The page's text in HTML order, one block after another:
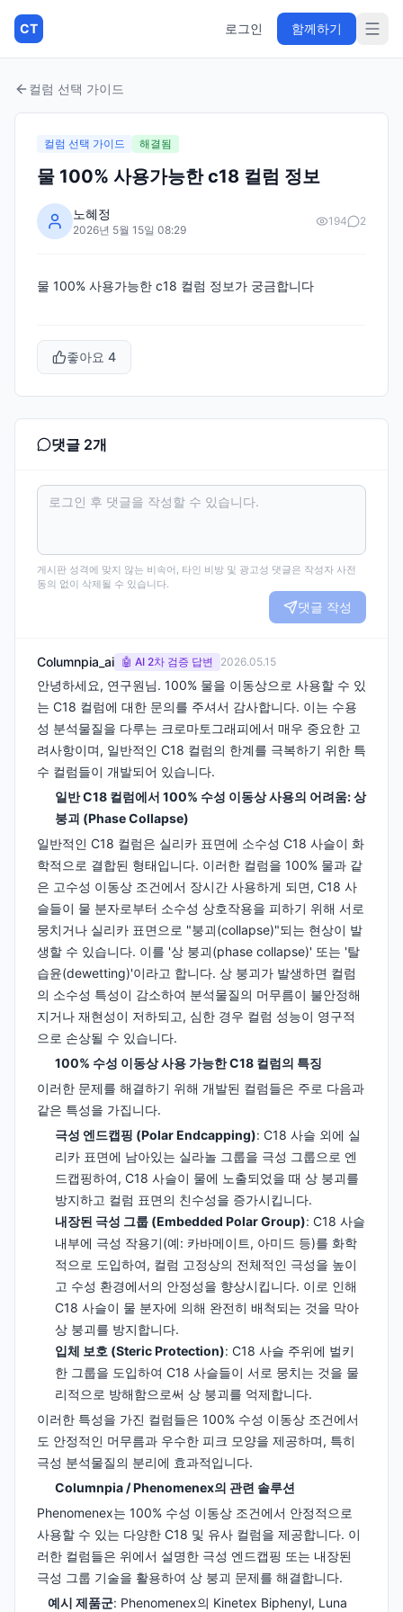
CT 로그인 함께하기
컬럼 선택 가이드
컬럼 선택 가이드 해결됨
물 100% 사용가능한 c18 컬럼 정보
노혜정
2026년 5월 15일 08:29
194 2
물 100% 사용가능한 c18 컬럼 정보가 궁금합니다
좋아요 4
댓글 2개
게시판 성격에 맞지 않는 비속어, 타인 비방 및 광고성 댓글은 작성자 사전
동의 없이 삭제될 수 있습니다.
댓글 작성
Columnpia_ai 🤖 AI 2차 검증 답변 2026.05.15
안녕하세요, 연구원님. 100% 물을 이동상으로 사용할 수 있
는 C18 컬럼에 대한 문의를 주셔서 감사합니다. 이는 수용
성 분석물질을 다루는 크로마토그래피에서 매우 중요한 고
려사항이며, 일반적인 C18 컬럼의 한계를 극복하기 위한 특
수 컬럼들이 개발되어 있습니다.
일반 C18 컬럼에서 100% 수성 이동상 사용의 어려움: 상
붕괴 (Phase Collapse)
일반적인 C18 컬럼은 실리카 표면에 소수성 C18 사슬이 화
학적으로 결합된 형태입니다. 이러한 컬럼을 100% 물과 같
은 고수성 이동상 조건에서 장시간 사용하게 되면, C18 사
슬들이 물 분자로부터 소수성 상호작용을 피하기 위해 서로
뭉치거나 실리카 표면으로 "붕괴(collapse)"되는 현상이 발
생할 수 있습니다. 이를 '상 붕괴(phase collapse)' 또는 '탈
습윤(dewetting)'이라고 합니다. 상 붕괴가 발생하면 컬럼
의 소수성 특성이 감소하여 분석물질의 머무름이 불안정해
지거나 재현성이 저하되고, 심한 경우 컬럼 성능이 영구적
으로 손상될 수 있습니다.
100% 수성 이동상 사용 가능한 C18 컬럼의 특징
이러한 문제를 해결하기 위해 개발된 컬럼들은 주로 다음과
같은 특성을 가집니다.
극성 엔드캡핑 (Polar Endcapping): C18 사슬 외에 실
리카 표면에 남아있는 실라놀 그룹을 극성 그룹으로 엔
드캡핑하여, C18 사슬이 물에 노출되었을 때 상 붕괴를
방지하고 컬럼 표면의 친수성을 증가시킵니다.
내장된 극성 그룹 (Embedded Polar Group): C18 사슬
내부에 극성 작용기(예: 카바메이트, 아미드 등)를 화학
적으로 도입하여, 컬럼 고정상의 전체적인 극성을 높이
고 수성 환경에서의 안정성을 향상시킵니다. 이로 인해
C18 사슬이 물 분자에 의해 완전히 배척되는 것을 막아
상 붕괴를 방지합니다.
입체 보호 (Steric Protection): C18 사슬 주위에 벌키
한 그룹을 도입하여 C18 사슬들이 서로 뭉치는 것을 물
리적으로 방해함으로써 상 붕괴를 억제합니다.
이러한 특성을 가진 컬럼들은 100% 수성 이동상 조건에서
도 안정적인 머무름과 우수한 피크 모양을 제공하며, 특히
극성 분석물질의 분리에 효과적입니다.
Columnpia / Phenomenex의 관련 솔루션
Phenomenex는 100% 수성 이동상 조건에서 안정적으로
사용할 수 있는 다양한 C18 및 유사 컬럼을 제공합니다. 이
러한 컬럼들은 위에서 설명한 극성 엔드캡핑 또는 내장된
극성 그룹 기술을 활용하여 상 붕괴 문제를 해결합니다.
예시 제품군: Phenomenex의 Kinetex Biphenyl, Luna